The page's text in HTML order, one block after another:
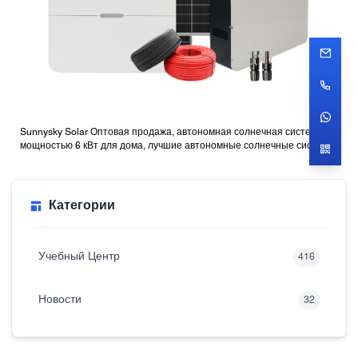
Sunnysky Solar Оптовая продажа, автономная солнечная система
мощностью 6 кВт для дома, лучшие автономные солнечные системы
Категории
Учебный Центр 416
Новости 32